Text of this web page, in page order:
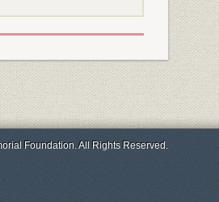
Foundation. All Rights Reserved.